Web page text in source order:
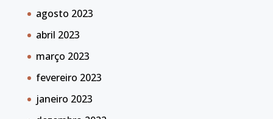
agosto 2023
abril 2023
março 2023
fevereiro 2023
janeiro 2023